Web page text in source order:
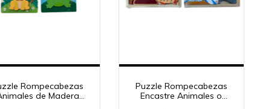
Rompecabezas
de Madera
Puzzle Rompecabezas
Encastre Animales o